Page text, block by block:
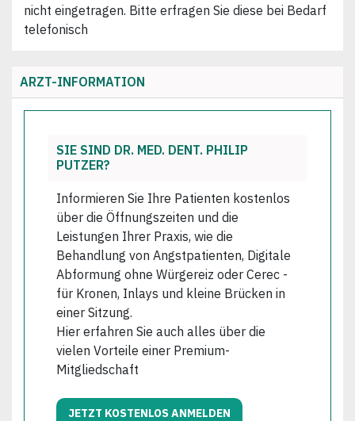
nicht eingetragen. Bitte erfragen Sie diese bei Bedarf
telefonisch
ARZT-INFORMATION
SIE SIND DR. MED. DENT. PHILIP
PUTZER?
Informieren Sie Ihre Patienten kostenlos
über die Öffnungszeiten und die
Leistungen Ihrer Praxis, wie die
Behandlung von Angstpatienten, Digitale
Abformung ohne Würgereiz oder Cerec -
für Kronen, Inlays und kleine Brücken in
einer Sitzung.
Hier erfahren Sie auch alles über die
vielen Vorteile einer Premium-
Mitgliedschaft
JETZT KOSTENLOS ANMELDEN